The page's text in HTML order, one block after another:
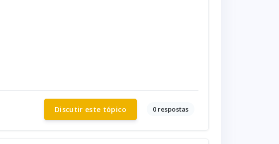
Discutir este tópico 0 respostas